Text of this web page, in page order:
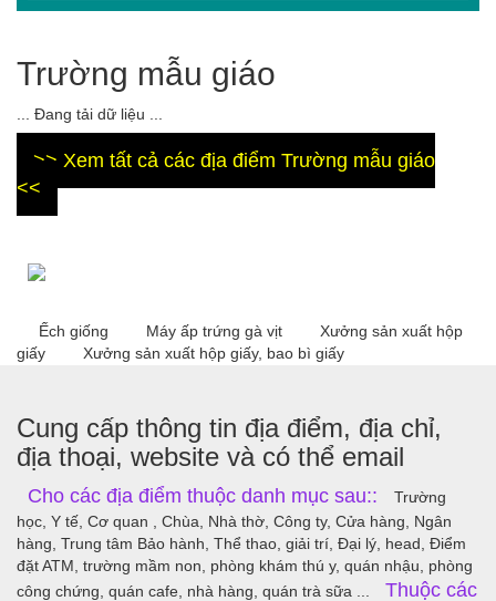
Trường mẫu giáo
... Đang tải dữ liệu ...
>> Xem tất cả các địa điểm Trường mẫu giáo
<<
Ếch giống Máy ấp trứng gà vịt
Xưởng sản xuất hộp
giấy
Xưởng sản xuất hộp giấy, bao bì giấy
Cung cấp thông tin địa điểm, địa chỉ,
địa thoại, website và có thể email
Cho các địa điểm thuộc danh mục sau::
Trường
học, Y tế, Cơ quan , Chùa, Nhà thờ, Công ty, Cửa hàng, Ngân
hàng, Trung tâm Bảo hành, Thể thao, giải trí, Đại lý, head, Điểm
đặt ATM, trường mầm non, phòng khám thú y, quán nhậu, phòng
công chứng, quán cafe, nhà hàng, quán trà sữa ...
Thuộc các